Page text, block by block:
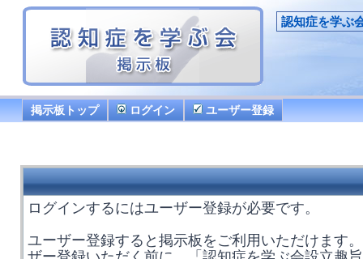
認知症を学ぶ
掲示板トップ ログイン ユーザー登録
ログインするにはユーザー登録が必要です。
ユーザー登録すると掲示板をご利用いただけます